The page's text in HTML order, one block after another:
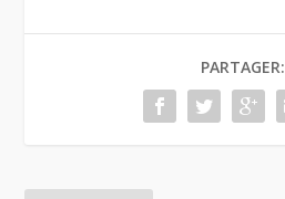
o dI
nPARTAGER: